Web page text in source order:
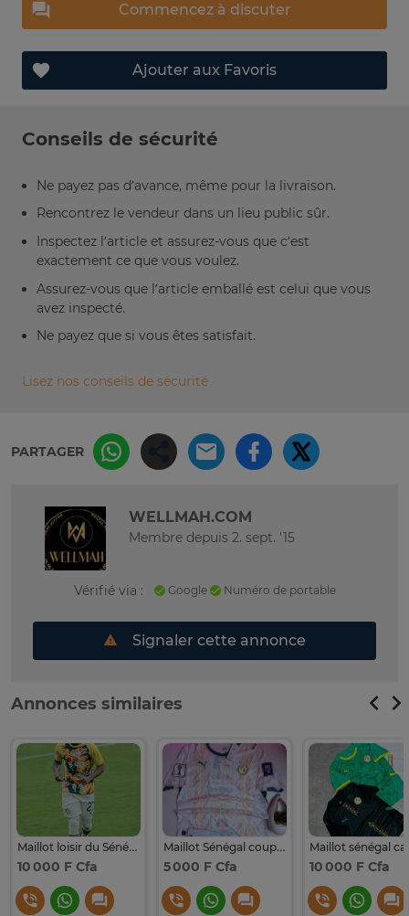
Commencez à discuter
Ajouter aux Favoris
Conseils de sécurité
Ne payez pas d’avance, même pour la livraison.
Rencontrez le vendeur dans un lieu public sûr.
Inspectez l’article et assurez-vous que c’est
exactement ce que vous voulez.
Assurez-vous que l’article emballé est celui que vous
avez inspecté.
Ne payez que si vous êtes satisfait.
Lisez nos conseils de sécurité
PARTAGER
WELLMAH.COM
Membre depuis 2. sept. '15
Vérifié via : Google Numéro de portable
Signaler cette annonce
Annonces similaires
Maillot loisir du Sénégal
10 000 F Cfa
Maillot Sénégal coupe du monde
5 000 F Cfa 10 000 F Cfa